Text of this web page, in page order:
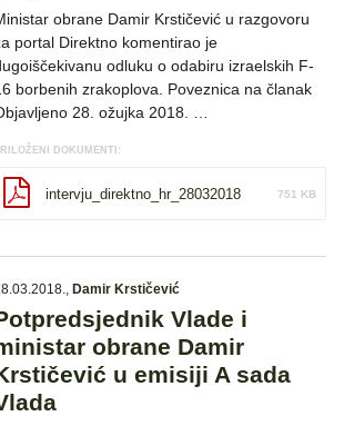
obrane Damir Krstičević u razgovoru
portal Direktno komentirao je
odluku o odabiru izraelskih F-
borbenih zrakoplova. Poveznica na članak
28. ožujka 2018. …
DOKUMENTI:
intervju_direktno_hr_28032018 751 KB
, Damir Krstičević
Vlade i
obrane Damir
u emisiji A sada